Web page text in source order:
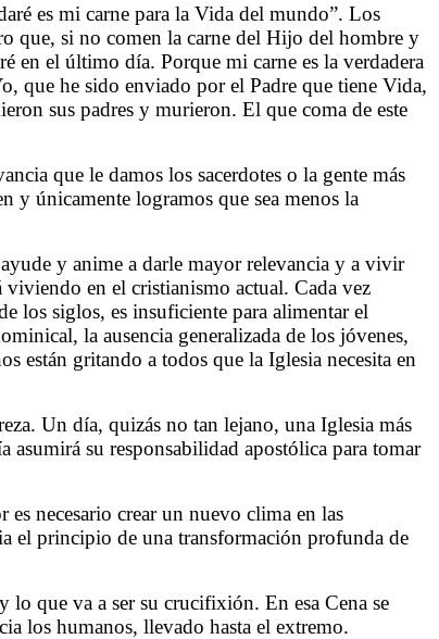
es mi carne para la Vida del mundo”. Los
que, si no comen la carne del Hijo del hombre y
en el último día. Porque mi carne es la verdadera
que he sido enviado por el Padre que tiene Vida,
sus padres y murieron. El que coma de este
que le damos los sacerdotes o la gente más
y únicamente logramos que sea menos la
y anime a darle mayor relevancia y a vivir
viviendo en el cristianismo actual. Cada vez
los siglos, es insuficiente para alimentar el
la ausencia generalizada de los jóvenes,
están gritando a todos que la Iglesia necesita en
Un día, quizás no tan lejano, una Iglesia más
su responsabilidad apostólica para tomar
necesario crear un nuevo clima en las
el principio de una transformación profunda de
que va a ser su crucifixión. En esa Cena se
los humanos, llevado hasta el extremo.